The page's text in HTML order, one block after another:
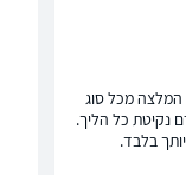
המלצה מכל סוג
נקיטת כל הליך.
בלבד.